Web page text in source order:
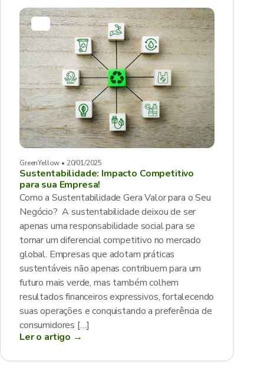
GreenYellow • 20/01/2025
Sustentabilidade: Impacto Competitivo
para sua Empresa!
Como a Sustentabilidade Gera Valor para o Seu
Negócio? A sustentabilidade deixou de ser
apenas uma responsabilidade social para se
tornar um diferencial competitivo no mercado
global. Empresas que adotam práticas
sustentáveis não apenas contribuem para um
futuro mais verde, mas também colhem
resultados financeiros expressivos, fortalecendo
suas operações e conquistando a preferência de
consumidores […]
Ler o artigo →